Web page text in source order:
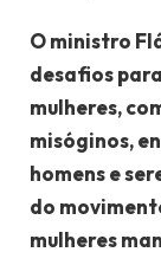
O ministro
desafios
mulheres,
misóginos,
homens e
do
mulheres